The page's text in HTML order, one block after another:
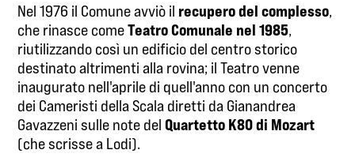
Nel 1976 il Comune avviò il recupero del complesso,
che rinasce comeTeatro Comunale nel 1985,
riutilizzando così un edificio del centro storico
destinato altrimenti alla rovina; il Teatro venne
inaugurato nell'aprile di quell'anno con un concerto
dei Cameristi della Scala diretti da Gianandrea
Gavazzeni sulle note delQuartetto K80 di Mozart
(che scrisse a Lodi).